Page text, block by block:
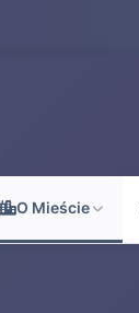
O Mieście